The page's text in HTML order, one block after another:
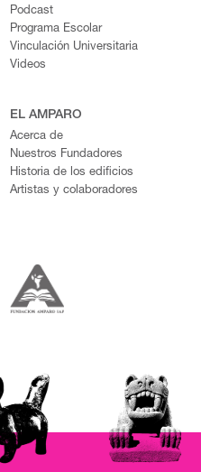
Podcast
Programa Escolar
Vinculación Universitaria
Videos
EL AMPARO
Acerca de
Nuestros Fundadores
Historia de los edificios
Artistas y colaboradores